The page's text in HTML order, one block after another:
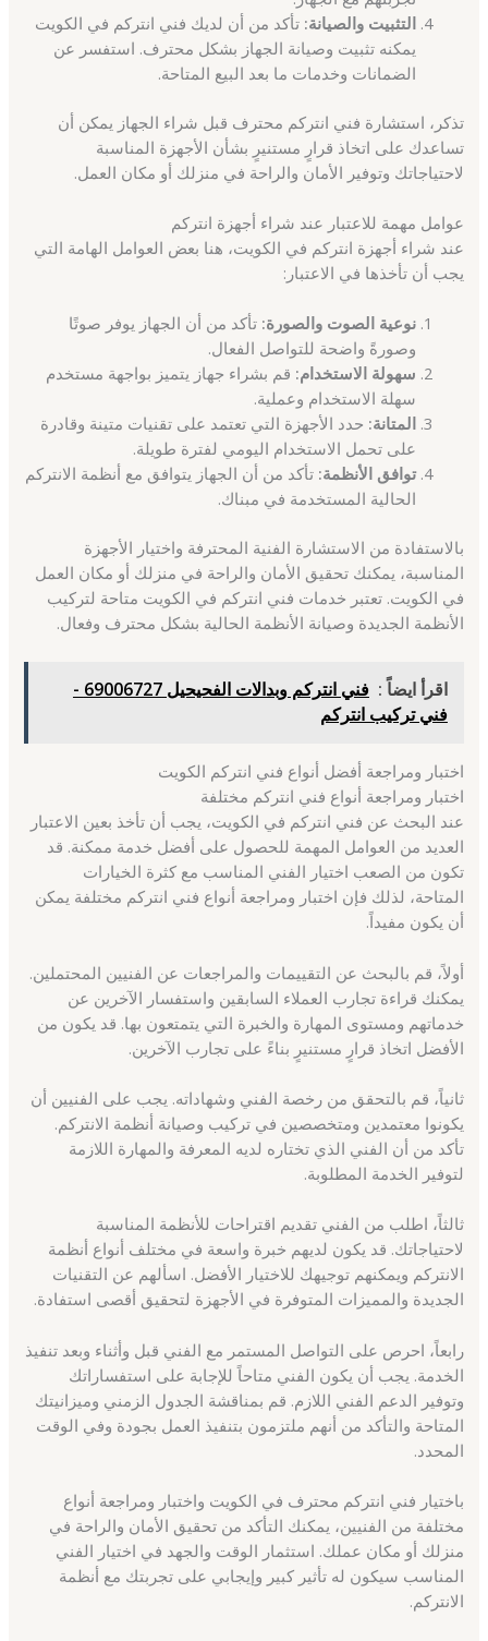
التثبيت والصيانة: تأكد من أن لديك فني انتركم في الكويت
يمكنه تثبيت وصيانة الجهاز بشكل محترف. استفسر عن
الضمانات وخدمات ما بعد البيع المتاحة.
تذكر، استشارة فني انتركم محترف قبل شراء الجهاز يمكن أن
تساعدك على اتخاذ قرارٍ مستنيرٍ بشأن الأجهزة المناسبة
لاحتياجاتك وتوفير الأمان والراحة في منزلك أو مكان العمل.
عوامل مهمة للاعتبار عند شراء أجهزة انتركم
عند شراء أجهزة انتركم في الكويت، هنا بعض العوامل الهامة التي
يجب أن تأخذها في الاعتبار:
نوعية الصوت والصورة: تأكد من أن الجهاز يوفر صوتًا
وصورةً واضحة للتواصل الفعال.
سهولة الاستخدام: قم بشراء جهاز يتميز بواجهة مستخدم
سهلة الاستخدام وعملية.
المتانة: حدد الأجهزة التي تعتمد على تقنيات متينة وقادرة
على تحمل الاستخدام اليومي لفترة طويلة.
توافق الأنظمة: تأكد من أن الجهاز يتوافق مع أنظمة الانتركم
الحالية المستخدمة في مبناك.
بالاستفادة من الاستشارة الفنية المحترفة واختيار الأجهزة
المناسبة، يمكنك تحقيق الأمان والراحة في منزلك أو مكان العمل
في الكويت. تعتبر خدمات فني انتركم في الكويت متاحة لتركيب
الأنظمة الجديدة وصيانة الأنظمة الحالية بشكل محترف وفعال.
اقرأ ايضاً :
فني انتركم وبدالات الفحيحيل 69006727 -
فني تركيب انتركم
اختبار ومراجعة أفضل أنواع فني انتركم الكويت
اختبار ومراجعة أنواع فني انتركم مختلفة
عند البحث عن فني انتركم في الكويت، يجب أن تأخذ بعين الاعتبار
العديد من العوامل المهمة للحصول على أفضل خدمة ممكنة. قد
تكون من الصعب اختيار الفني المناسب مع كثرة الخيارات
المتاحة، لذلك فإن اختبار ومراجعة أنواع فني انتركم مختلفة يمكن
أن يكون مفيداً.
أولاً، قم بالبحث عن التقييمات والمراجعات عن الفنيين المحتملين.
يمكنك قراءة تجارب العملاء السابقين واستفسار الآخرين عن
خدماتهم ومستوى المهارة والخبرة التي يتمتعون بها. قد يكون من
الأفضل اتخاذ قرارٍ مستنيرٍ بناءً على تجارب الآخرين.
ثانياً، قم بالتحقق من رخصة الفني وشهاداته. يجب على الفنيين أن
يكونوا معتمدين ومتخصصين في تركيب وصيانة أنظمة الانتركم.
تأكد من أن الفني الذي تختاره لديه المعرفة والمهارة اللازمة
لتوفير الخدمة المطلوبة.
ثالثاً، اطلب من الفني تقديم اقتراحات للأنظمة المناسبة
لاحتياجاتك. قد يكون لديهم خبرة واسعة في مختلف أنواع أنظمة
الانتركم ويمكنهم توجيهك للاختيار الأفضل. اسألهم عن التقنيات
الجديدة والمميزات المتوفرة في الأجهزة لتحقيق أقصى استفادة.
رابعاً، احرص على التواصل المستمر مع الفني قبل وأثناء وبعد تنفيذ
الخدمة. يجب أن يكون الفني متاحاً للإجابة على استفساراتك
وتوفير الدعم الفني اللازم. قم بمناقشة الجدول الزمني وميزانيتك
المتاحة والتأكد من أنهم ملتزمون بتنفيذ العمل بجودة وفي الوقت
المحدد.
باختيار فني انتركم محترف في الكويت واختبار ومراجعة أنواع
مختلفة من الفنيين، يمكنك التأكد من تحقيق الأمان والراحة في
منزلك أو مكان عملك. استثمار الوقت والجهد في اختيار الفني
المناسب سيكون له تأثير كبير وإيجابي على تجربتك مع أنظمة
الانتركم.